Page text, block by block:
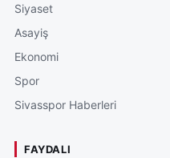
Siyaset
Asayiş
Ekonomi
Spor
Sivasspor Haberleri
FAYDALI